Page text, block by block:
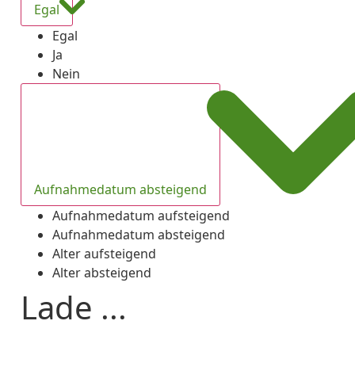
Egal
Egal
Ja
Nein
Aufnahmedatum absteigend
Aufnahmedatum aufsteigend
Aufnahmedatum absteigend
Alter aufsteigend
Alter absteigend
Lade ...